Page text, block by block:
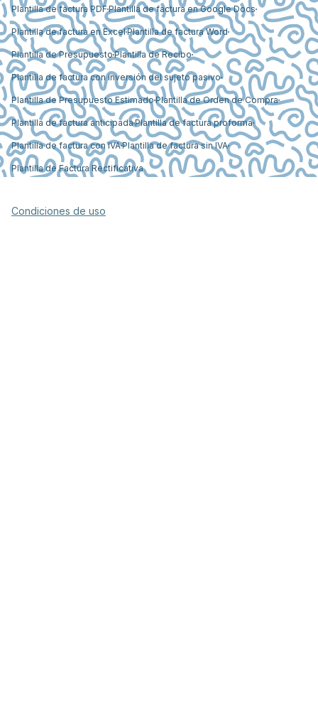
Plantilla de factura PDF Plantilla de factura en Google Docs
Plantilla de factura en ExcelPlantilla de factura Word
Plantilla de PresupuestoPlantilla de Recibo
Plantilla de factura con inversión del sujeto pasivo
Plantilla de Presupuesto Estimado Plantilla de Orden de Compra
Plantilla de factura anticipadaPlantilla de factura proforma
Plantilla de factura con IVAPlantilla de factura sin IVA
Plantilla de Factura Rectificativa
Condiciones de uso